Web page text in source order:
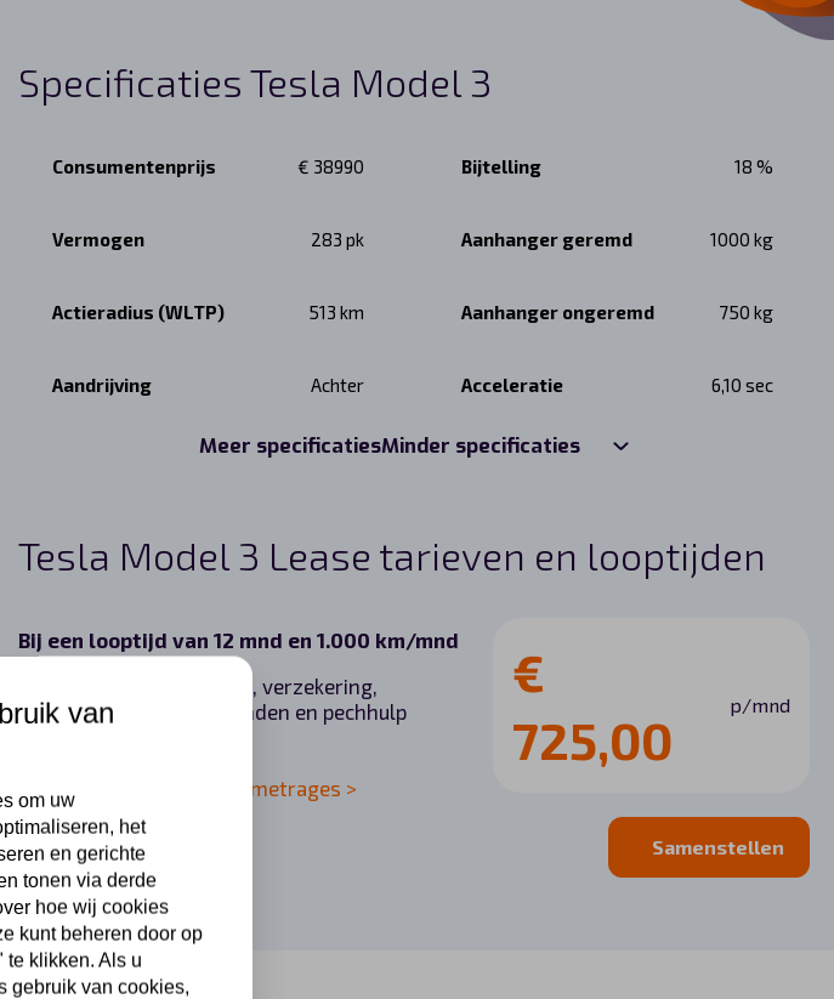
Specificaties Tesla Model 3
Consumentenprijs € 38990 Bijtelling 18 %
Vermogen 283 pk Aanhanger geremd 1000 kg
Actieradius (WLTP) 513 km Aanhanger ongeremd 750 kg
Aandrijving Achter Acceleratie 6,10 sec
Meer specificatiesMinder specificaties
Tesla Model 3 Lease tarieven en looptijden
Bij een looptijd van 12 mnd en 1.000 km/mnd
Inclusief wegenbelasting, verzekering,
onderhoud,reparatie, banden en pechhulp
Andere looptijden en kilometrages >
€
725,00
p/mnd
Samenstellen
van
om uw
het
en gerichte
tonen via derde
hoe wij cookies
kunt beheren door op
klikken. Als u
gebruik van cookies,